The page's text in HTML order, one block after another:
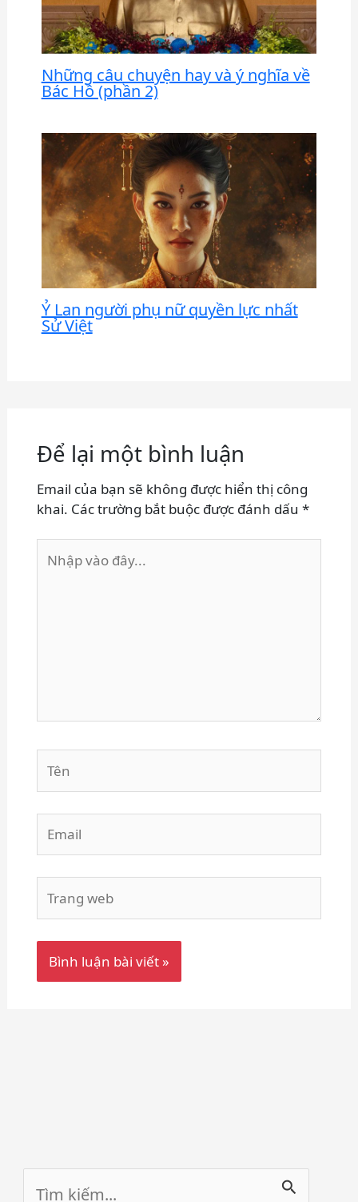
Những câu chuyện hay và ý nghĩa về
Bác Hồ (phần 2)
Ỷ Lan người phụ nữ quyền lực nhất
Sử Việt
Để lại một bình luận
Email của bạn sẽ không được hiển thị công
khai. Các trường bắt buộc được đánh dấu *
vào
web
Tìm